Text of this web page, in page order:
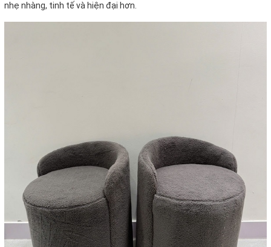
nhẹ nhàng, tinh tế và hiện đại hơn.